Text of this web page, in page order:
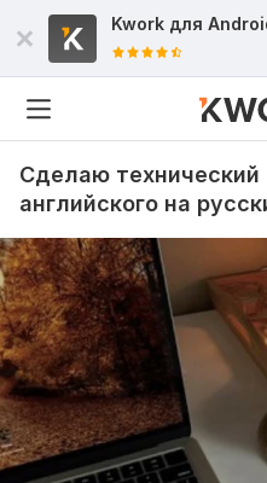
Kwork для
Сделаю технический
английского на